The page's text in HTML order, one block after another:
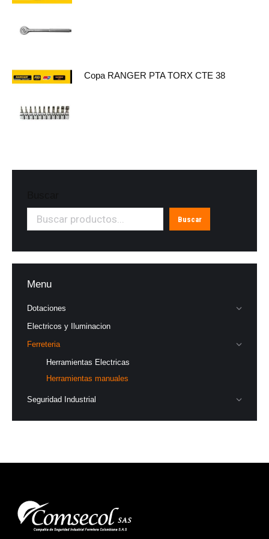
Copa RANGER PTA TORX CTE 38
Buscar
Menu
Dotaciones
Electricos y Iluminacion
Ferreteria
Herramientas Electricas
Herramientas manuales
Seguridad Industrial